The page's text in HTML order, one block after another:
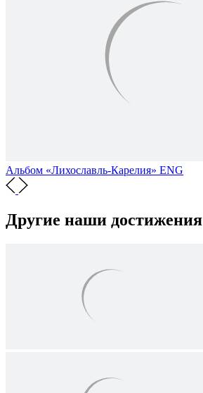
Альбом «Лихославль-Карелия» ENG
Другие наши достижения